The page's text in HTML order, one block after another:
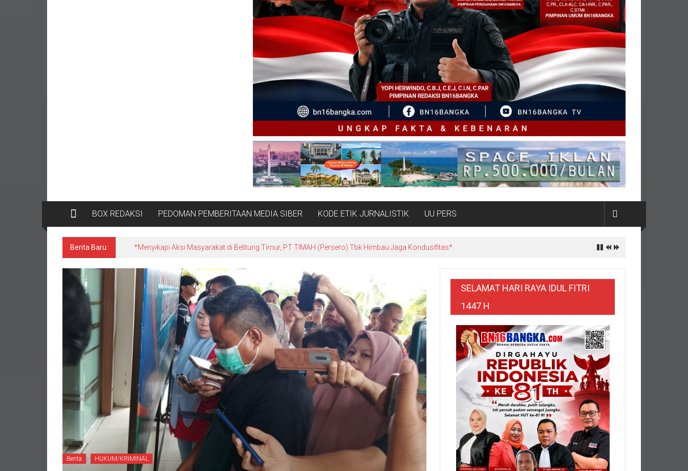
BOX REDAKSI PEDOMAN PEMBERITAAN MEDIA SIBER KODE ETIK JURNALISTIK UU PERS
Berita Baru: *Satgas Tricakti vs Polisi di Belitung: Ketika Negara Beradu Otoritas di Atas 52,5 Ton Pasir Timah*
Berita HUKUM/KRIMINAL
SELAMAT HARI RAYA IDUL FITRI
1447 H